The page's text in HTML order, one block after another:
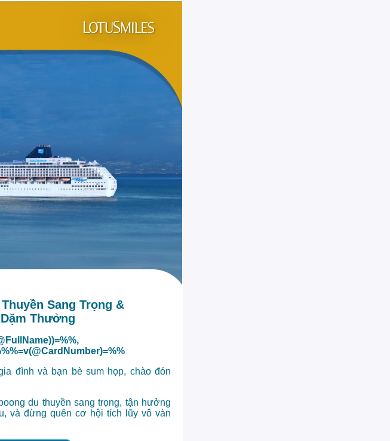
Sang Trọng &
Thưởng
đình và bạn bè sum họp, chào đón
du thuyền sang trọng, tận hưởng
và đừng quên cơ hội tích lũy vô vàn